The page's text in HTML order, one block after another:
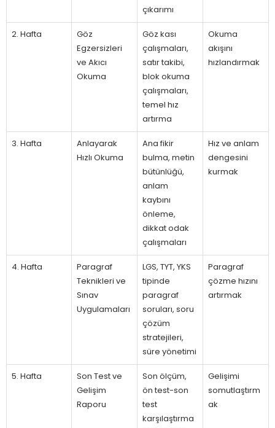
çıkarımı
2. Hafta
Göz
Egzersizleri
ve Akıcı
Okuma
Göz kası
çalışmaları,
satır takibi,
blok okuma
çalışmaları,
temel hız
artırma
Okuma
akışını
hızlandırmak
3. Hafta
Anlayarak
Hızlı Okuma
Ana fikir
bulma, metin
bütünlüğü,
anlam
kaybını
önleme,
dikkat odak
çalışmaları
Hız ve anlam
dengesini
kurmak
4. Hafta
Paragraf
Teknikleri ve
Sınav
Uygulamaları
LGS, TYT, YKS
tipinde
paragraf
soruları, soru
çözüm
stratejileri,
süre yönetimi
Paragraf
çözme hızını
artırmak
5. Hafta
Son Test ve
Gelişim
Raporu
Son ölçüm,
ön test-son
test
karşılaştırma
Gelişimi
somutlaştırm
ak